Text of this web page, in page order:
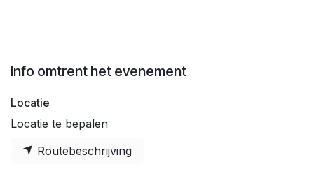
Info omtrent het evenement
Locatie
Locatie te bepalen
Routebeschrijving